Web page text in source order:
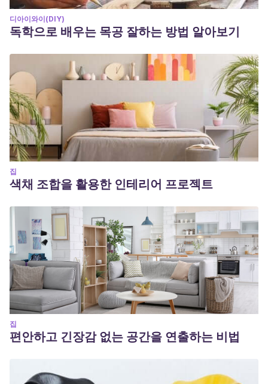
디아이와이(DIY)
독학으로 배우는 목공 잘하는 방법 알아보기
집
색채 조합을 활용한 인테리어 프로젝트
집
편안하고 긴장감 없는 공간을 연출하는 비법